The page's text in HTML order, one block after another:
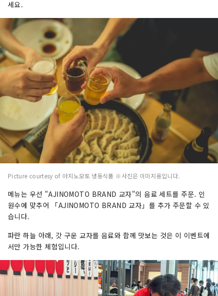
세요.
Picture courtesy of 아지노모토 냉동식품 ※사진은 이미지용입니다.
메뉴는 우선 "AJINOMOTO BRAND 교자"의 음료 세트를 주문. 인
원수에 맞추어 「AJINOMOTO BRAND 교자」를 추가 주문할 수 있
습니다.
파란 하늘 아래, 갓 구운 교자를 음료와 함께 맛보는 것은 이 이벤트에
서만 가능한 체험입니다.